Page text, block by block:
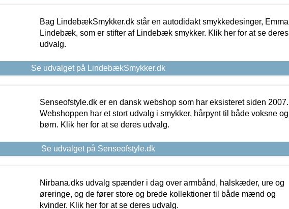
Bag LindebækSmykker.dk står en autodidakt smykkedesinger, Emma
Lindebæk, som er stifter af Lindebæk smykker. Klik her for at se deres
udvalg.
Se udvalget på LindebækSmykker.dk
Senseofstyle.dk er en dansk webshop som har eksisteret siden 2007.
Webshoppen har et stort udvalg i smykker, hårpynt til både voksne og
børn. Klik her for at se deres udvalg.
Se udvalget på Senseofstyle.dk
Nirbana.dks udvalg spænder i dag over armbånd, halskæder, ure og
øreringe, og de fører store og brede kollektioner til både mænd og
kvinder. Klik her for at se deres udvalg.